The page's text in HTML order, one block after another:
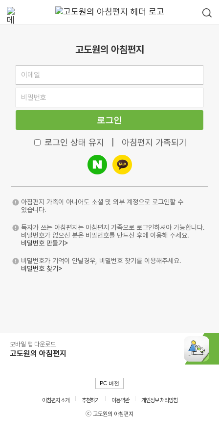
고도원의 아침편지
로그인
로그인 상태 유지 아침편지 가족되기
아침편지 가족이 아니어도 소셜 및 외부 계정으로 로그인할 수
있습니다.
독자가 쓰는 아침편지는 아침편지 가족으로 로그인하셔야 가능합니다.
비밀번호가 없으신 분은 비밀번호를 만드신 후에 이용해 주세요.
비밀번호 만들기>
비밀번호가 기억이 안날경우, 비밀번호 찾기를 이용해주세요.
비밀번호 찾기>
모바일 앱 다운로드
고도원의 아침편지
PC 버전
아침편지 소개 추천하기 이용약관
개인정보 처리방침
ⓒ 고도원의 아침편지